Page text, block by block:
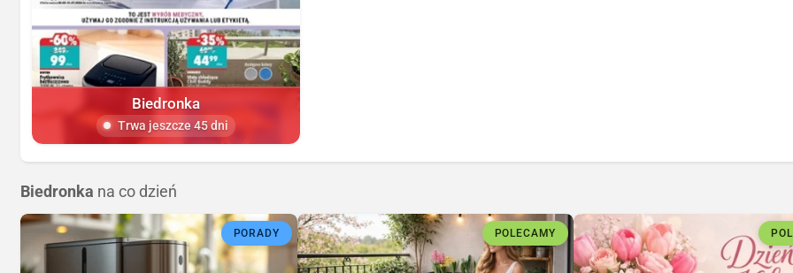
Biedronka
Trwa jeszcze 45 dni
Biedronka na co dzień
PORADY POLECAMY